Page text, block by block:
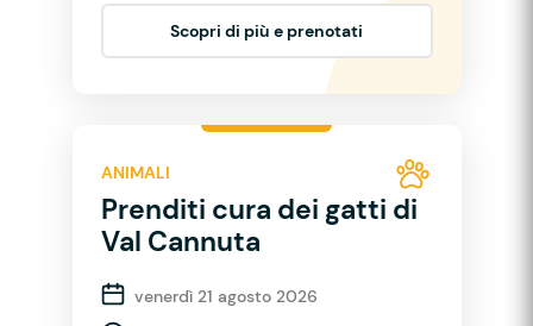
Scopri di più e prenotati
ANIMALI
Prenditi cura dei gatti di
Val Cannuta
venerdì 21 agosto 2026